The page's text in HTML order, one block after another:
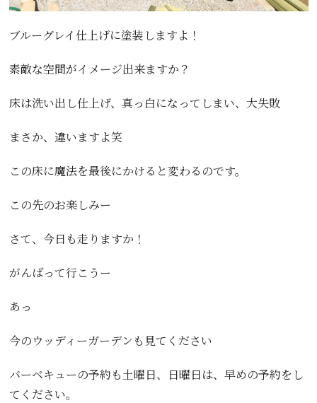
ブルーグレイ仕上げに塗装しますよ！
素敵な空間がイメージ出来ますか？
床は洗い出し仕上げ、真っ白になってしまい、大失敗
まさか、違いますよ笑
この床に魔法を最後にかけると変わるのです。
この先のお楽しみー
さて、今日も走りますか！
がんばって行こうー
あっ
今のウッディーガーデンも見てください
バーベキューの予約も土曜日、日曜日は、早めの予約をし
てください。